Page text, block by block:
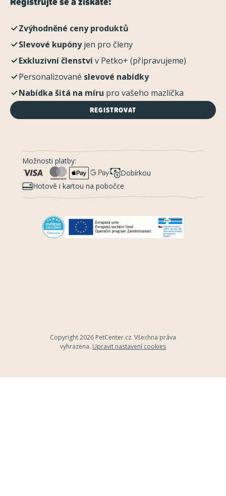
Zvýhodněné ceny produktů
Slevové kupónyjen pro členy
Exkluzivní členstvív Petko+ (připravujeme)
Personalizované slevové nabídky
Nabídka šitá na míru pro vašeho mazlíčka
REGISTROVAT
Možnosti platby:
Dobírkou
Hotově i kartou na pobočce
Copyright 2026 PetCenter.cz. Všechna práva
vyhrazena. Upravit nastavení cookies